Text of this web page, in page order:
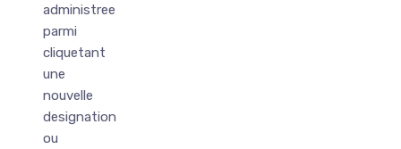
administree
parmi
cliquetant
une
nouvelle
designation
ou